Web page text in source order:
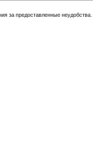
за предоставленные неудобства.